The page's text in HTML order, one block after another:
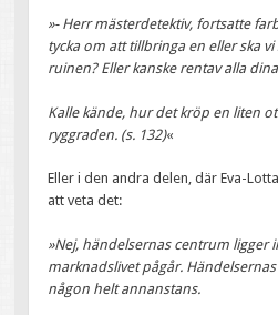
»- Herr mästerdetektiv, fortsatte
tycka om att tillbringa en eller ska
ruinen? Eller kanske rentav alla
Kalle kände, hur det kröp en liten
ryggraden. (s. 132)«
Eller i den andra delen, där Eva-
att veta det:
»Nej, händelsernas centrum ligger
marknadslivet pågår.
någon helt annanstans.